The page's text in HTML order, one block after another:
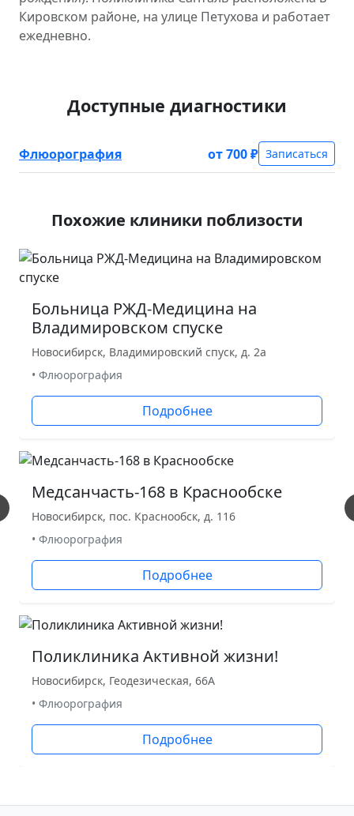
Кировском районе, на улице Петухова и работает
ежедневно.
Доступные диагностики
Флюорография от 700 ₽ Записаться
Похожие клиники поблизости
Больница РЖД-Медицина на
Владимировском спуске
Новосибирск, Владимировский спуск, д. 2а
• Флюорография
Подробнее
Медсанчасть-168 в Краснообске
Новосибирск, пос. Краснообск, д. 116
• Флюорография
Подробнее
Поликлиника Активной жизни!
Новосибирск, Геодезическая, 66А
• Флюорография
Подробнее